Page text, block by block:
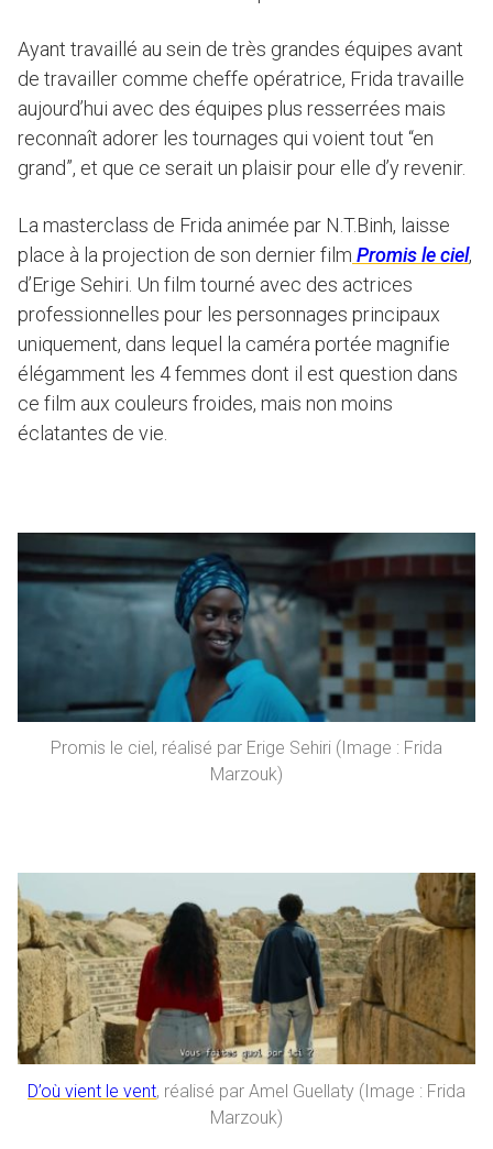
Ayant travaillé au sein de très grandes équipes avant
de travailler comme cheffe opératrice, Frida travaille
aujourd’hui avec des équipes plus resserrées mais
reconnaît adorer les tournages qui voient tout “en
grand”, et que ce serait un plaisir pour elle d’y revenir.
La masterclass de Frida animée par N.T.Binh, laisse
place à la projection de son dernier film Promis le ciel,
d’Erige Sehiri. Un film tourné avec des actrices
professionnelles pour les personnages principaux
uniquement, dans lequel la caméra portée magnifie
élégamment les 4 femmes dont il est question dans
ce film aux couleurs froides, mais non moins
éclatantes de vie.
Promis le ciel, réalisé par Erige Sehiri (Image : Frida
Marzouk)
D’où vient le vent, réalisé par Amel Guellaty (Image : Frida
Marzouk)